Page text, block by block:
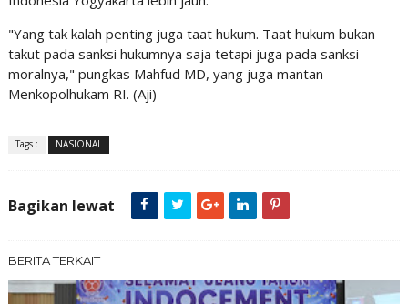
"Yang tak kalah penting juga taat hukum. Taat hukum bukan
takut pada sanksi hukumnya saja tetapi juga pada sanksi
moralnya," pungkas Mahfud MD, yang juga mantan
Menkopolhukam RI. (Aji)
Tags : NASIONAL
Bagikan lewat
BERITA TERKAIT